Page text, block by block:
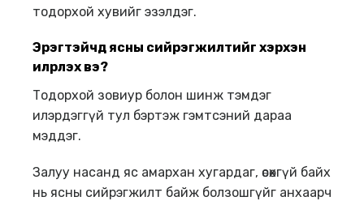
тодорхой хувийг эзэлдэг.
Эрэгтэйчүүд ясны сийрэгжилтийг хэрхэн
илрүүлэх вэ?
Тодорхой зовиур болон шинж тэмдэг
илэрдэггүй тул бэртэж гэмтсэний дараа
мэддэг.
Залуу насанд яс амархан хугардаг, өсөхгүй байх
нь ясны сийрэгжилт байж болзошгүйг анхаарч